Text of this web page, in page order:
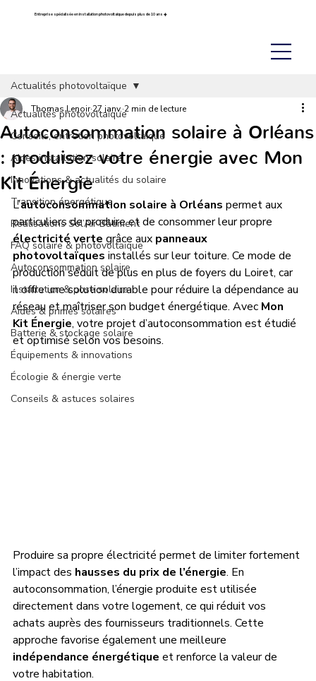
Entreprise spécialisée en installation photovoltaïque depuis plus de 10 ans ☀️
Actualités photovoltaïque
Conseils, entretien photovoltaïque
Aides installation solaire
Innovations & actualités du solaire
Transition énergétique
Réalisations Sol’Air Bâtiment
FAQ solaire & photovoltaïque
Autoconsommation solaire
Installation & pose solaire
Aides & primes solaires
Batterie & stockage solaire
Équipements & innovations
Écologie & énergie verte
Conseils & astuces solaires
Actualités photovoltaïque
Autoconsommation solaire à Orléans
: produisez votre énergie avec Mon
Kit Énergie
Thomas Lenoir27 janv. 2 min de lecture
L’autoconsommation solaire à Orléans permet aux
particuliers de produire et de consommer leur propre
électricité verte grâce aux panneaux
photovoltaïques installés sur leur toiture. Ce mode de
production séduit de plus en plus de foyers du Loiret, car
il offre une solution durable pour réduire la dépendance au
réseau et maîtriser son budget énergétique. Avec Mon
Kit Énergie, votre projet d’autoconsommation est étudié
et optimisé selon vos besoins.
Produire sa propre électricité permet de limiter fortement
l’impact des hausses du prix de l’énergie. En
autoconsommation, l’énergie produite est utilisée
directement dans votre logement, ce qui réduit vos
achats auprès des fournisseurs traditionnels. Cette
approche favorise également une meilleure
indépendance énergétique et renforce la valeur de
votre habitation.